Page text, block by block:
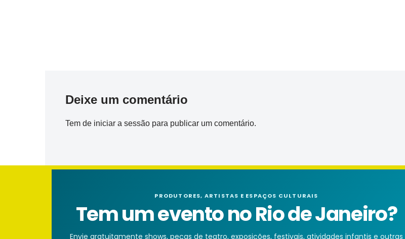
Deixe um comentário
Tem de iniciar a sessão para publicar um comentário.
PRODUTORES, ARTISTAS E ESPAÇOS CULTURAIS
Tem um evento no Rio de Janeiro?
Envie gratuitamente shows, peças de teatro, exposições, festivais, atividades infantis e outras